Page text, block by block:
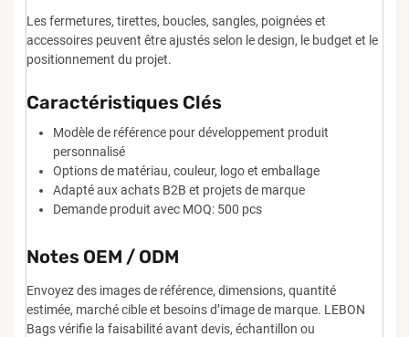
Les fermetures, tirettes, boucles, sangles, poignées et
accessoires peuvent être ajustés selon le design, le budget et le
positionnement du projet.
Caractéristiques Clés
Modèle de référence pour développement produit
personnalisé
Options de matériau, couleur, logo et emballage
Adapté aux achats B2B et projets de marque
Demande produit avec MOQ: 500 pcs
Notes OEM / ODM
Envoyez des images de référence, dimensions, quantité
estimée, marché cible et besoins d’image de marque. LEBON
Bags vérifie la faisabilité avant devis, échantillon ou